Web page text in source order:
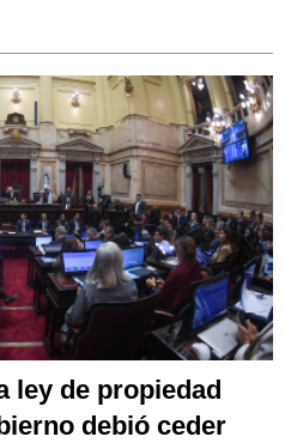
ley de propiedad
debió ceder